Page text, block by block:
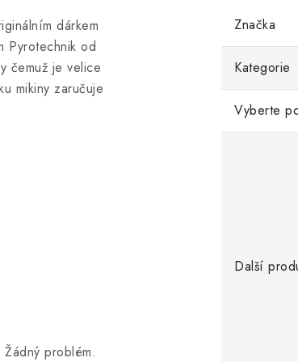
dárkem
Pyrotechnik od
čemuž je velice
mikiny zaručuje
problém.
Značka
Kategorie
Vyberte
Další